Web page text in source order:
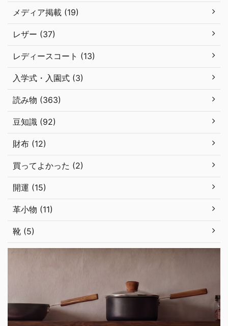
メディア掲載 (19)
レザー (37)
レディースコート (13)
入学式・入園式 (3)
読み物 (363)
豆知識 (92)
財布 (12)
買ってよかった (2)
開運 (15)
革小物 (11)
靴 (5)